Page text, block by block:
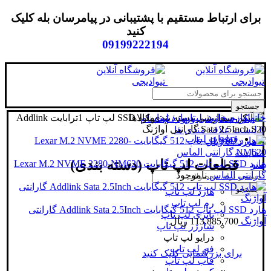
برای ارتباط مستقیم با پشتیبانی در پیامرسان بله کلیک
کنید
09199222194
جستجو
ورود / ثبت نام
0 لیست علاقه مندی ها
0 مورد/
0 ریال
مقایسه
منو
جستجو
دسته بندی کالاها
قطعات لپتاپ
قطعات لپ تاپ (دسته بندی)
هارد لپ تاپ
رم لپ تاپ
باتری لپ تاپ
شارژر لپ تاپ
درایو لپ تاپ
فن لپ تاپ
قاب لپ تاپ
خانهلوازم جانبی لپتاپهارد لپتاپ
هارد SSD لپ تاپ 1ترابایت Addlink
Sata 2.5Inch S20 گارانتی آواژنگ
هارد SSD لپ تاپ 512 گیگابایت Lexar M.2 NVME 2280-NM620
گارانتی الماسناموجود
هارد SSD لپ تاپ 512 گیگابایت Addlink Sata 2.5Inch گارانتی
آواژنگ 113,885,700 ریال
برای بزرگنمایی کلیک کنید